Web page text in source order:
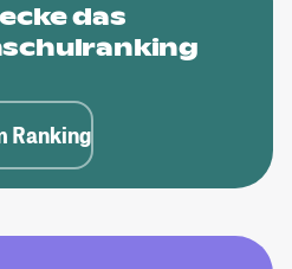
das
Ranking